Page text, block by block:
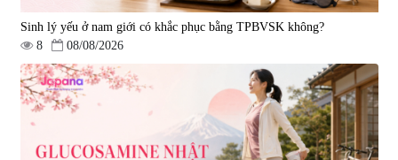
Tẩy tế bào chết Nichiei Bussan
Nano NMN+ Peeling Gel
Viên uống hỗ trợ bền thành
mạch, ngừa tai biến Elastin Plus
& Nattokinase Hokoen 80 viên
|0
Sinh lý yếu ở nam giới có khắc phục bằng TPBVSK không?
8
08/08/2026